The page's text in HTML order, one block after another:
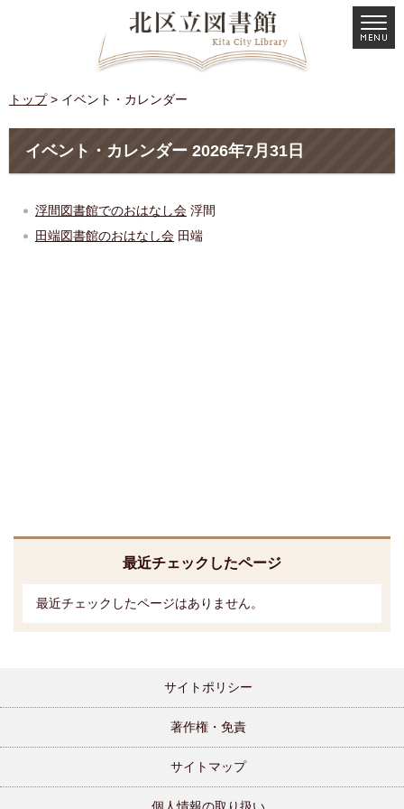
トップ> イベント・カレンダー
イベント・カレンダー 2026年7月31日
浮間図書館でのおはなし会 浮間
田端図書館のおはなし会 田端
最近チェックしたページ
最近チェックしたページはありません。
サイトポリシー
著作権・免責
サイトマップ